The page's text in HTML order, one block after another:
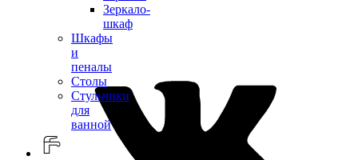
Зеркало-
шкаф
Шкафы
и
пеналы
Столы
Стульчики
для
ванной